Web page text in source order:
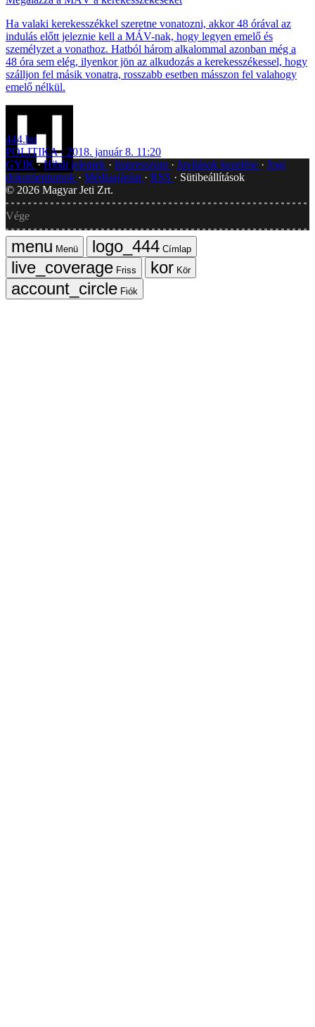
Ha valaki kerekesszékkel szeretne vonatozni, akkor 48 órával az
indulás előtt jeleznie kell a MÁV-nak, hogy legyen emelő és
személyzet a vonathoz. Hatból három alkalommal azonban még a
48 óra sem elég, ilyenkor jön az alkudozás a kerekesszékessel, hogy
szálljon fel másik vonatra, rosszabb esetben másszon fel valahogy
emelő nélkül.
444.hu
POLITIKA
2018. január 8. 11:20
GYIK Hibát jelentek Impresszum Javítások kezelése
Jogi
dokumentumok
Médiaajánlat RSS
Sütibeállítások
© 2026 Magyar Jeti Zrt.
Vége
Menü
Címlap
Friss
Kör
Fiók